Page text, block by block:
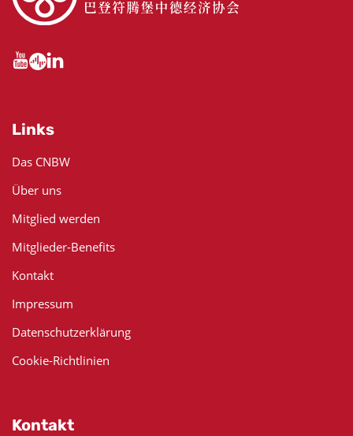
Links
Das CNBW
Über uns
Mitglied werden
Mitglieder-Benefits
Kontakt
Impressum
Datenschutzerklärung
Cookie-Richtlinien
Kontakt